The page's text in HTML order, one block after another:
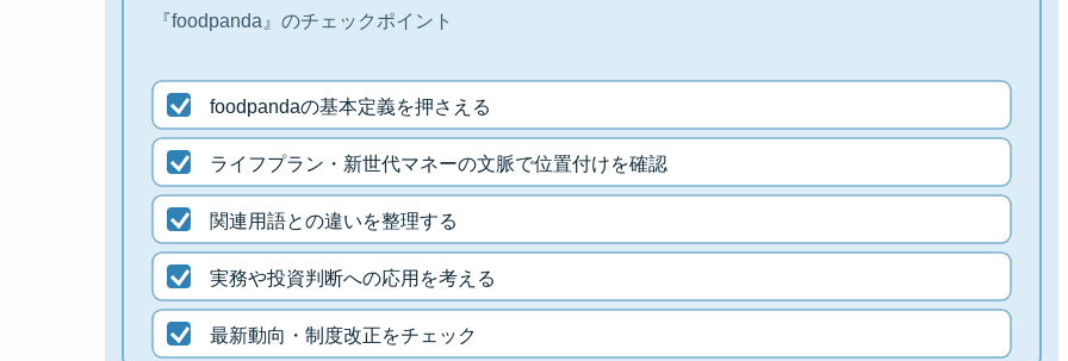
『foodpanda』のチェックポイント
foodpandaの基本定義を押さえる
ライフプラン・新世代マネーの文脈で位置付けを確認
関連用語との違いを整理する
実務や投資判断への応用を考える
最新動向・制度改正をチェック